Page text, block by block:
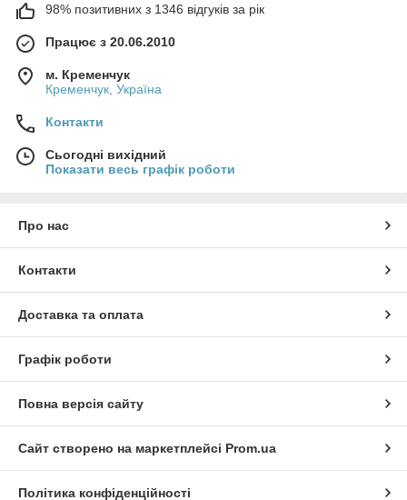
98% позитивних з 1346 відгуків за рік
Працює з 20.06.2010
м. Кременчук
Кременчук, Україна
Контакти
Сьогодні вихідний
Показати весь графік роботи
Про нас
Контакти
Доставка та оплата
Графік роботи
Повна версія сайту
Сайт створено на маркетплейсі Prom.ua
Політика конфіденційності